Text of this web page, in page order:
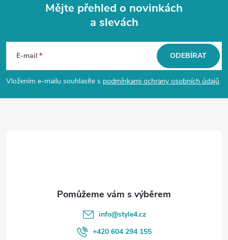
p
Mějte přehled o novinkách
a slevách
E-mail
Vložením e-mailu souhlasíte s podmínkami ochrany osobních údajů
ODEBÍRAT
info@style4.cz
+420 604 294 155